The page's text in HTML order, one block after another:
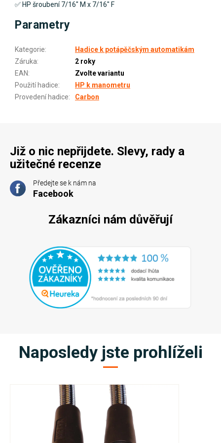
✅ HP šroubení 7/16" M x 7/16" F
Parametry
Kategorie:
Hadice k potápěčským automatikám
Záruka:
2 roky
EAN:
Zvolte variantu
Použití hadice:
HP k manometru
Provedení hadice: Carbon
Již o nic nepřijdete. Slevy, rady a
užitečné recenze
Předejte se k nám na
Facebook
Zákazníci nám důvěřují
Naposledy jste prohlíželi